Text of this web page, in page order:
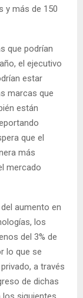
y más de 150
que podrían
el ejecutivo
estar
marcas que
están
que el
más
mercado
aumento en
los
del 3% de
lo que se
a través
de dichas